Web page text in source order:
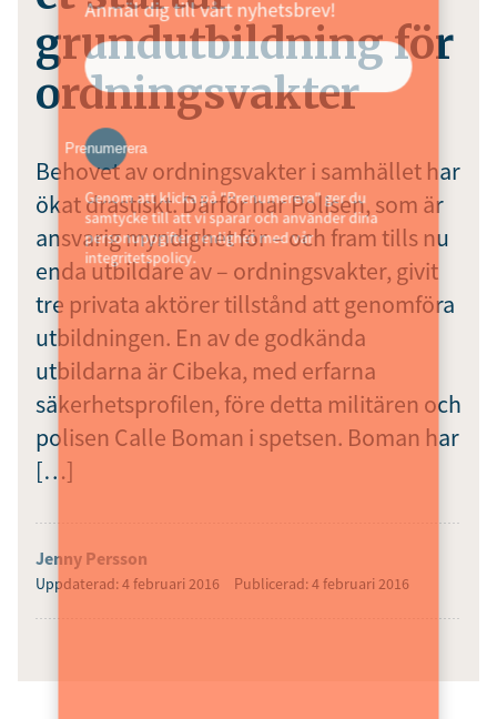
grundutbildning för
ordningsvakter
Behovet av ordningsvakter i samhället har
ökat drastiskt. Därför har Polisen, som är
ansvarig myndighet för – och fram tills nu
enda utbildare av – ordningsvakter, givit
tre privata aktörer tillstånd att genomföra
utbildningen. En av de godkända
utbildarna är Cibeka, med erfarna
säkerhetsprofilen, före detta militären och
polisen Calle Boman i spetsen. Boman har
[…]
Jenny Persson
Uppdaterad: 4 februari 2016 Publicerad: 4 februari 2016
Anmäl dig till vårt nyhetsbrev!
Prenumerera
Genom att klicka på "Prenumerera" ger du
samtycke till att vi sparar och använder dina
personuppgifter i enlighet med vår
integritetspolicy.